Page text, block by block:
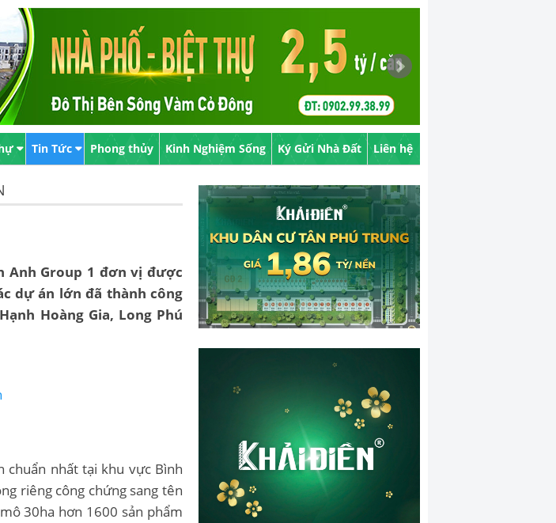
Tin Tức Phong thủy Kinh Nghiệm Sống Ký Gửi Nhà Đất Liên hệ
Anh Group 1 đơn vị được
dự án lớn đã thành công
Hoàng Gia, Long Phú
chuẩn nhất tại khu vực Bình
riêng công chứng sang tên
30ha hơn 1600 sản phẩm